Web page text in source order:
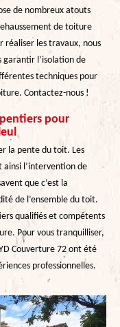
de nombreux atouts
de toiture
réaliser les travaux, nous
garantir l’isolation de
techniques pour
Contactez-nous !
pour
la pente du toit. Les
l’intervention de
que c’est la
de l’ensemble du toit.
qualifiés et compétents
Pour vous tranquilliser,
Couverture 72 ont été
professionnelles.